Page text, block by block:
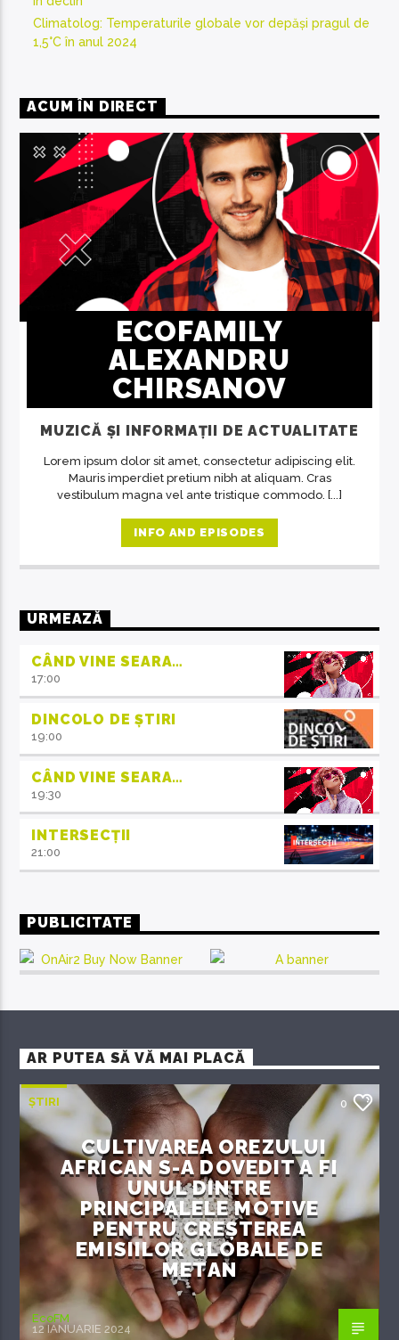
Climatolog: Temperaturile globale vor depăși pragul de
1,5°C în anul 2024
ACUM ÎN DIRECT
ECOFAMILY
ALEXANDRU
CHIRSANOV
MUZICĂ ȘI INFORMAȚII DE ACTUALITATE
Lorem ipsum dolor sit amet, consectetur adipiscing elit.
Mauris imperdiet pretium nibh at aliquam. Cras
vestibulum magna vel ante tristique commodo. [...]
INFO AND EPISODES
URMEAZĂ
CÂND VINE SEARA…
17:00
DINCOLO DE ȘTIRI
19:00
CÂND VINE SEARA…
19:30
INTERSECȚII
21:00
PUBLICITATE
AR PUTEA SĂ VĂ MAI PLACĂ
ȘTIRI 0
CULTIVAREA OREZULUI
AFRICAN S-A DOVEDIT A FI
UNUL DINTRE
PRINCIPALELE MOTIVE
PENTRU CREȘTEREA
EMISIILOR GLOBALE DE
METAN
EcoFM
12 IANUARIE 2024